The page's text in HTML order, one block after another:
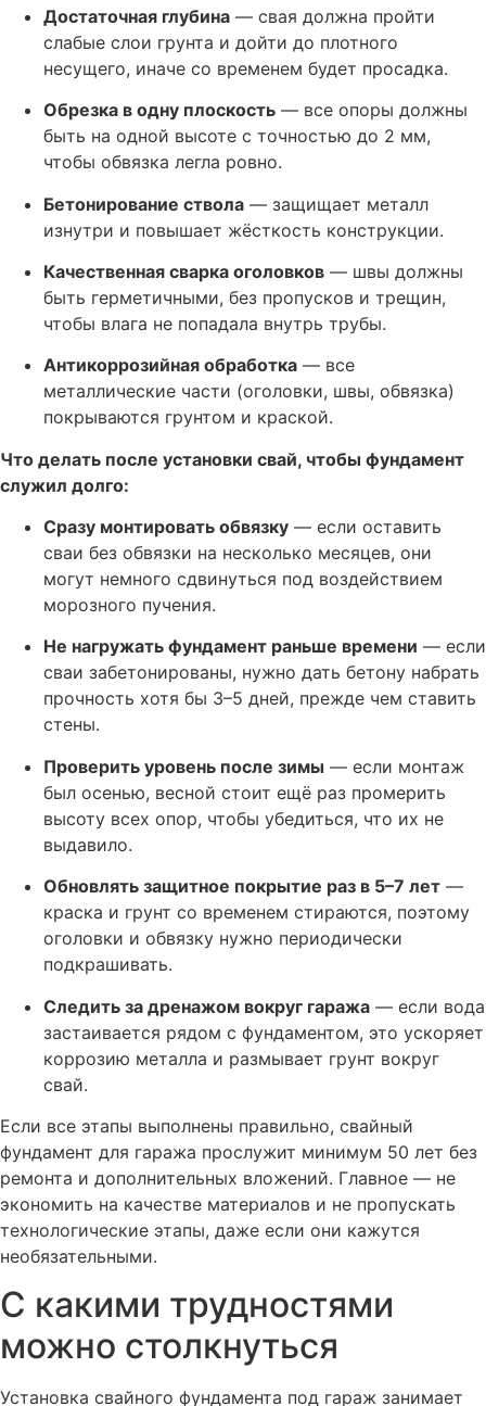
Достаточная глубина — свая должна пройти
слабые слои грунта и дойти до плотного
несущего, иначе со временем будет просадка.
Обрезка в одну плоскость — все опоры должны
быть на одной высоте с точностью до 2 мм,
чтобы обвязка легла ровно.
Бетонирование ствола — защищает металл
изнутри и повышает жёсткость конструкции.
Качественная сварка оголовков — швы должны
быть герметичными, без пропусков и трещин,
чтобы влага не попадала внутрь трубы.
Антикоррозийная обработка — все
металлические части (оголовки, швы, обвязка)
покрываются грунтом и краской.
Что делать после установки свай, чтобы фундамент
служил долго:
Сразу монтировать обвязку — если оставить
сваи без обвязки на несколько месяцев, они
могут немного сдвинуться под воздействием
морозного пучения.
Не нагружать фундамент раньше времени — если
сваи забетонированы, нужно дать бетону набрать
прочность хотя бы 3–5 дней, прежде чем ставить
стены.
Проверить уровень после зимы — если монтаж
был осенью, весной стоит ещё раз промерить
высоту всех опор, чтобы убедиться, что их не
выдавило.
Обновлять защитное покрытие раз в 5–7 лет —
краска и грунт со временем стираются, поэтому
оголовки и обвязку нужно периодически
подкрашивать.
Следить за дренажом вокруг гаража — если вода
застаивается рядом с фундаментом, это ускоряет
коррозию металла и размывает грунт вокруг
свай.
Если все этапы выполнены правильно, свайный
фундамент для гаража прослужит минимум 50 лет без
ремонта и дополнительных вложений. Главное — не
экономить на качестве материалов и не пропускать
технологические этапы, даже если они кажутся
необязательными.
С какими трудностями
можно столкнуться
Установка свайного фундамента под гараж занимает